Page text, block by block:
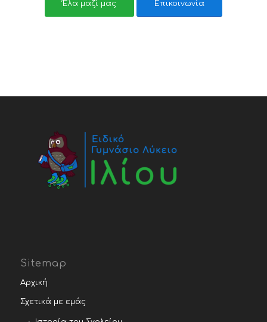
Έλα μαζί μας Επικοινωνία
Sitemap
Αρχική
Σχετικά με εμάς